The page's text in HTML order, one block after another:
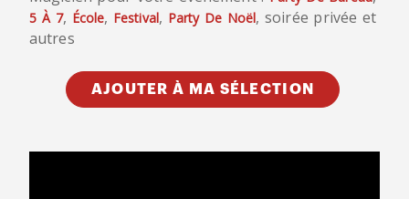
5 À 7, École, Festival, Party De Noël, soirée privée et
autres
AJOUTER À MA SÉLECTION